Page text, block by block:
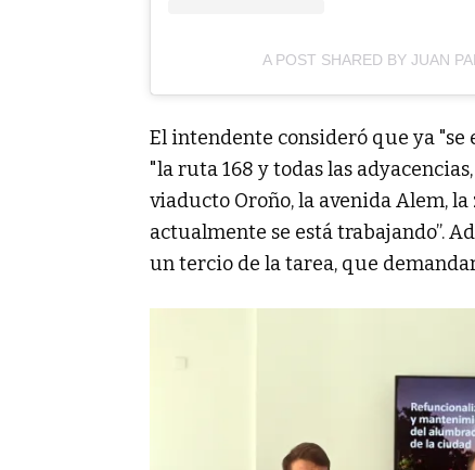
A POST SHARED BY JUAN
El intendente consideró que ya "se
"la ruta 168 y todas las
viaducto Oroño, la avenida Alem,
actualmente se está trabajando”.
un tercio de la tarea, que